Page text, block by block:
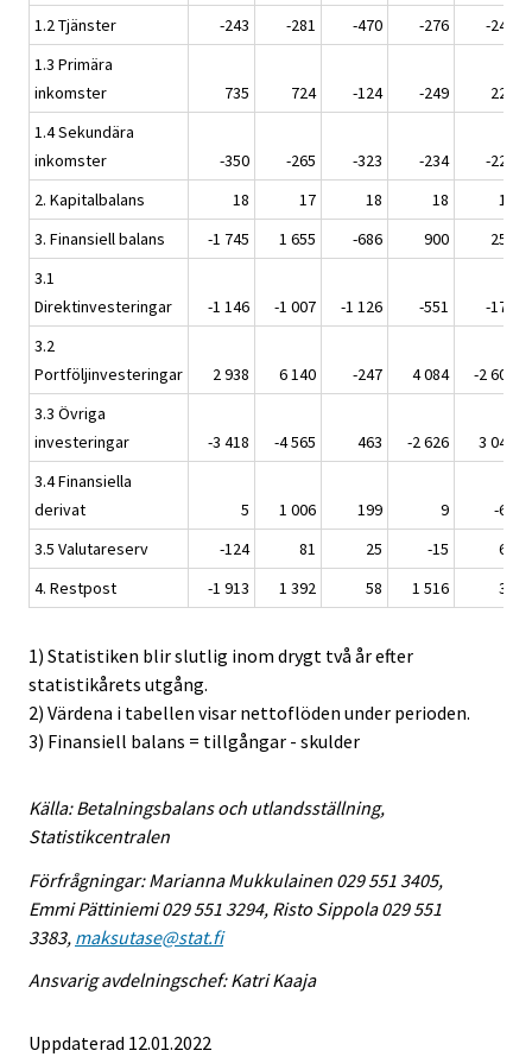
1.2 Tjänster
-243 -281 -470 -276
-241
1.3 Primära
inkomster
735 724 -124 -249
229
1.4 Sekundära
inkomster
-350 -265 -323 -234
-229
2. Kapitalbalans
18 17 18 18
18
3. Finansiell balans
-1 745 1 655 -686 900
250
3.1
Direktinvesteringar
-1 146 -1 007 -1 126 -551
-178
3.2
Portföljinvesteringar
2 938 6 140 -247 4 084
-2 608
3.3 Övriga
investeringar
-3 418 -4 565 463 -2 626
3 041
3.4 Finansiella
derivat
5 1 006 199 9
-69
3.5 Valutareserv
-124 81 25 -15
64
4. Restpost
-1 913 1 392 58 1 516 32
1) Statistiken blir slutlig inom drygt två år efter
statistikårets utgång.
2) Värdena i tabellen visar nettoflöden under perioden.
3) Finansiell balans = tillgångar - skulder
Källa: Betalningsbalans och utlandsställning,
Statistikcentralen
Förfrågningar: Marianna Mukkulainen 029 551 3405,
Emmi Pättiniemi 029 551 3294, Risto Sippola 029 551
3383, maksutase@stat.fi
Ansvarig avdelningschef: Katri Kaaja
Uppdaterad 12.01.2022